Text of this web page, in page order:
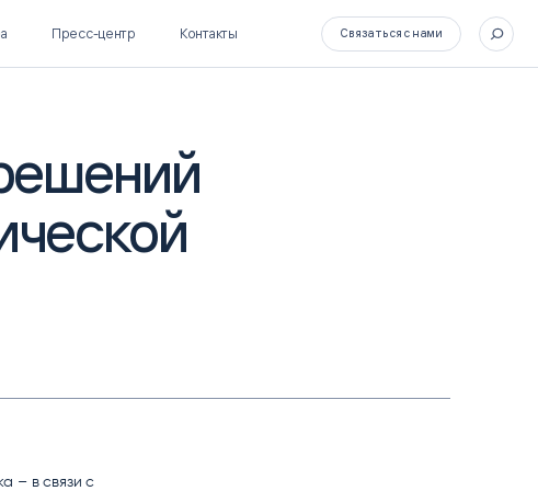
SL Soft Flow
BPM + ECM
Пресс-центр Контакты Связаться с нами
– в связи с